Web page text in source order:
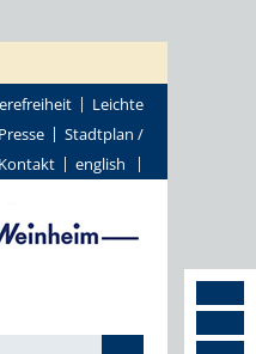
Leichte
Presse
Stadtplan /
Kontakt english